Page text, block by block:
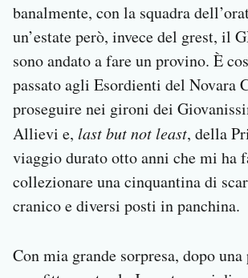
banalmente, con la squadra
un’estate però, invece del grest, il
sono andato a fare un provino. È
passato agli Esordienti del Novara
proseguire nei gironi dei
Allievi e, last but not least, della
viaggio durato otto anni che mi ha
collezionare una cinquantina di
cranico e diversi posti in panchina.
Con mia grande sorpresa, dopo una